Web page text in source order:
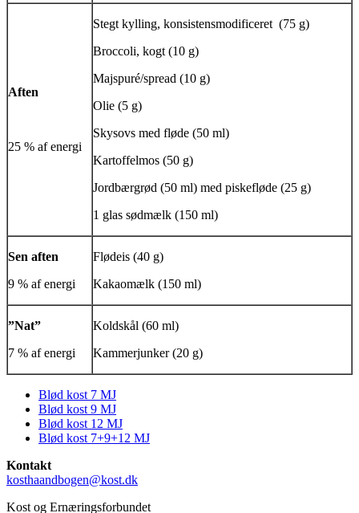
Aften
25 % af energi
Stegt kylling, konsistensmodificeret (75 g)
Broccoli, kogt (10 g)
Majspuré/spread (10 g)
Olie (5 g)
Skysovs med fløde (50 ml)
Kartoffelmos (50 g)
Jordbærgrød (50 ml) med piskefløde (25 g)
1 glas sødmælk (150 ml)
Sen aften
9 % af energi
Flødeis (40 g)
Kakaomælk (150 ml)
”Nat”
7 % af energi
Koldskål (60 ml)
Kammerjunker (20 g)
Side
menu
Blød kost 7 MJ
Blød kost 9 MJ
Blød kost 12 MJ
Blød kost 7+9+12 MJ
Kontakt
kosthaandbogen@kost.dk
Kost og Ernæringsforbundet